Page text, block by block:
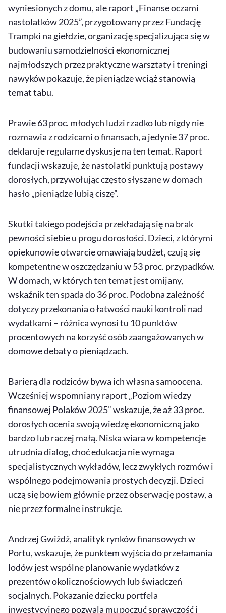
wyniesionych z domu, ale raport „Finanse oczami
nastolatków 2025”, przygotowany przez Fundację
Trampki na giełdzie, organizację specjalizująca się w
budowaniu samodzielności ekonomicznej
najmłodszych przez praktyczne warsztaty i treningi
nawyków pokazuje, że pieniądze wciąż stanowią
temat tabu.
Prawie 63 proc. młodych ludzi rzadko lub nigdy nie
rozmawia z rodzicami o finansach, a jedynie 37 proc.
deklaruje regularne dyskusje na ten temat. Raport
fundacji wskazuje, że nastolatki punktują postawy
dorosłych, przywołując często słyszane w domach
hasło „pieniądze lubią ciszę”.
Skutki takiego podejścia przekładają się na brak
pewności siebie u progu dorosłości. Dzieci, z którymi
opiekunowie otwarcie omawiają budżet, czują się
kompetentne w oszczędzaniu w 53 proc. przypadków.
W domach, w których ten temat jest omijany,
wskaźnik ten spada do 36 proc. Podobna zależność
dotyczy przekonania o łatwości nauki kontroli nad
wydatkami – różnica wynosi tu 10 punktów
procentowych na korzyść osób zaangażowanych w
domowe debaty o pieniądzach.
Barierą dla rodziców bywa ich własna samoocena.
Wcześniej wspomniany raport „Poziom wiedzy
finansowej Polaków 2025” wskazuje, że aż 33 proc.
dorosłych ocenia swoją wiedzę ekonomiczną jako
bardzo lub raczej małą. Niska wiara w kompetencje
utrudnia dialog, choć edukacja nie wymaga
specjalistycznych wykładów, lecz zwykłych rozmów i
wspólnego podejmowania prostych decyzji. Dzieci
uczą się bowiem głównie przez obserwację postaw, a
nie przez formalne instrukcje.
Andrzej Gwiżdż, analityk rynków finansowych w
Portu, wskazuje, że punktem wyjścia do przełamania
lodów jest wspólne planowanie wydatków z
prezentów okolicznościowych lub świadczeń
socjalnych. Pokazanie dziecku portfela
inwestycyjnego pozwala mu poczuć sprawczość i